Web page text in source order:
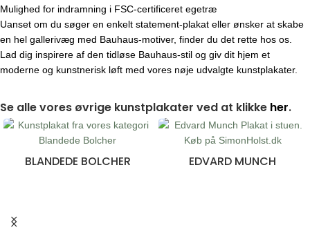
Mulighed for indramning i FSC-certificeret egetræ
Uanset om du søger en enkelt statement-plakat eller ønsker at skabe
en hel gallerivæg med Bauhaus-motiver, finder du det rette hos os.
Lad dig inspirere af den tidløse Bauhaus-stil og giv dit hjem et
moderne og kunstnerisk løft med vores nøje udvalgte kunstplakater.
Se alle vores øvrige kunstplakater ved at klikke her.
BLANDEDE BOLCHER EDVARD MUNCH